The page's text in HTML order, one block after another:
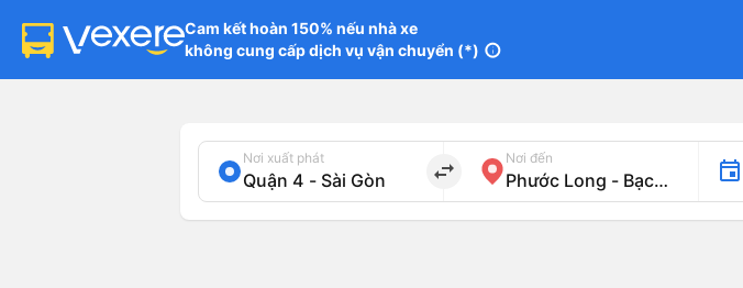
Cam kết hoàn 150% nếu nhà xe
không cung cấp dịch vụ vận chuyển (*) info
Nơi xuất phát
import_export
Nơi đến